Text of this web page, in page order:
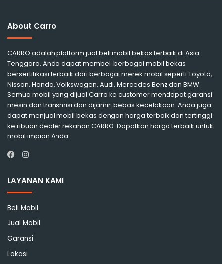
About Carro
CARRO adalah platform jual beli mobil bekas terbaik di Asia
Tenggara. Anda dapat membeli berbagai mobil bekas
bersertifikasi terbaik dari berbagai merek mobil seperti Toyota,
Nissan, Honda, Volkswagen, Audi, Mercedes Benz dan BMW.
Semua mobil yang dijual Carro ke customer mendapat garansi
mesin dan transmisi dan dijamin bebas kecelakaan. Anda juga
dapat menjual mobil bekas dengan harga terbaik dan tertinggi
ke ribuan dealer rekanan CARRO. Dapatkan harga terbaik untuk
mobil impian Anda.
Instagram
LAYANAN KAMI
Beli Mobil
Jual Mobil
Garansi
Lokasi